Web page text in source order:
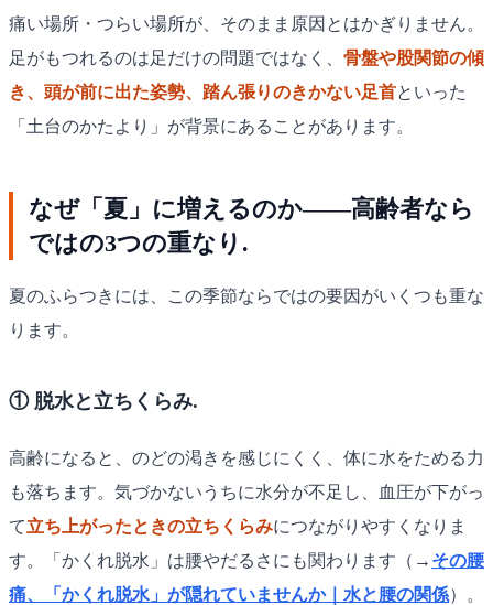
痛い場所・つらい場所が、そのまま原因とはかぎりません。
足がもつれるのは足だけの問題ではなく、 骨盤や股関節の傾
き、頭が前に出た姿勢、踏ん張りのきかない足首といった
「土台のかたより」が背景にあることがあります。
なぜ「夏」に増えるのか——高齢者なら
ではの3つの重なり.
夏のふらつきには、この季節ならではの要因がいくつも重な
ります。
① 脱水と立ちくらみ.
高齢になると、のどの渇きを感じにくく、体に水をためる力
も落ちます。気づかないうちに水分が不足し、血圧が下がっ
て立ち上がったときの立ちくらみにつながりやすくなりま
す。「かくれ脱水」は腰やだるさにも関わります（→ その腰
痛、「かくれ脱水」が隠れていませんか｜水と腰の関係）。